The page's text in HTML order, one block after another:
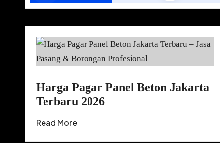
Harga Pagar Panel Beton Jakarta
Terbaru 2026
Read More